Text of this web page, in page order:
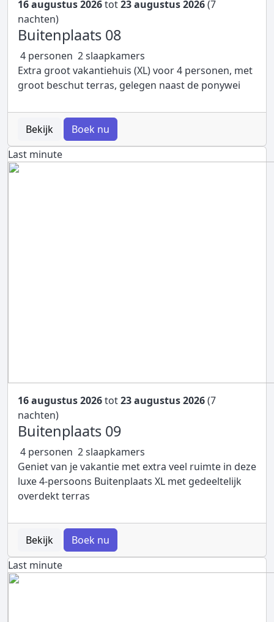
16 augustus 2026tot23 augustus 2026(7
nachten)
Buitenplaats 08
4 personen 2 slaapkamers
Extra groot vakantiehuis (XL) voor 4 personen, met
groot beschut terras, gelegen naast de ponywei
Bekijk
Boek nu
Last minute
16 augustus 2026tot23 augustus 2026(7
nachten)
Buitenplaats 09
4 personen 2 slaapkamers
Geniet van je vakantie met extra veel ruimte in deze
luxe 4-persoons Buitenplaats XL met gedeeltelijk
overdekt terras
Bekijk
Boek nu
Last minute